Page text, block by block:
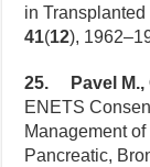
in Transplanted
41(12),
25. Pavel M.,
ENETS
Management
Pancreatic,